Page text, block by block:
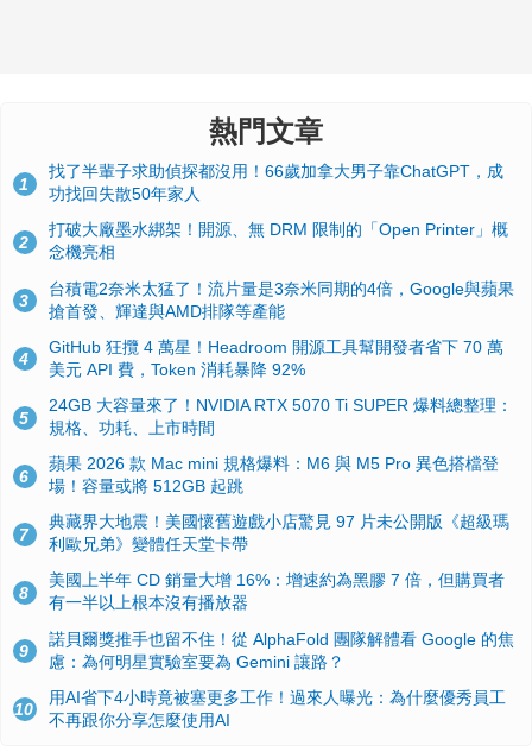
熱門文章
1
找了半輩子求助偵探都沒用！66歲加拿大男子靠ChatGPT，成
功找回失散50年家人
2
打破大廠墨水綁架！開源、無 DRM 限制的「Open Printer」概
念機亮相
3
台積電2奈米太猛了！流片量是3奈米同期的4倍，Google與蘋果
搶首發、輝達與AMD排隊等產能
4
GitHub 狂攬 4 萬星！Headroom 開源工具幫開發者省下 70 萬
美元 API 費，Token 消耗暴降 92%
5
24GB 大容量來了！NVIDIA RTX 5070 Ti SUPER 爆料總整理：
規格、功耗、上市時間
6
蘋果 2026 款 Mac mini 規格爆料：M6 與 M5 Pro 異色搭檔登
場！容量或將 512GB 起跳
7
典藏界大地震！美國懷舊遊戲小店驚見 97 片未公開版《超級瑪
利歐兄弟》變體任天堂卡帶
8
美國上半年 CD 銷量大增 16%：增速約為黑膠 7 倍，但購買者
有一半以上根本沒有播放器
9
諾貝爾獎推手也留不住！從 AlphaFold 團隊解體看 Google 的焦
慮：為何明星實驗室要為 Gemini 讓路？
10
用AI省下4小時竟被塞更多工作！過來人曝光：為什麼優秀員工
不再跟你分享怎麼使用AI